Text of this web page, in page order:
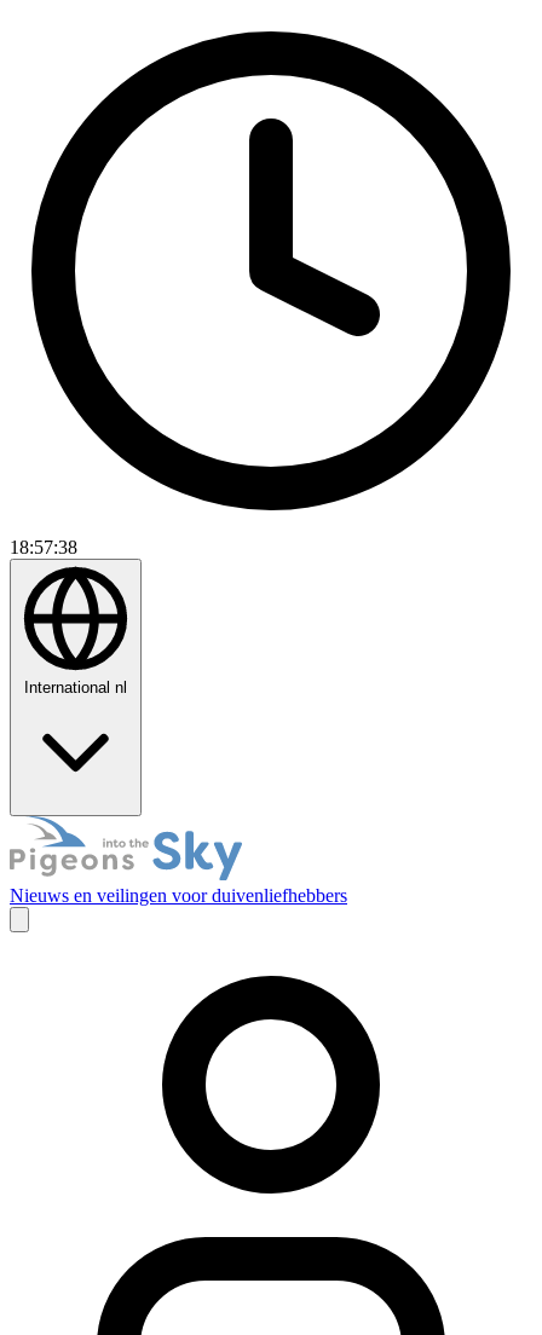
18:57:39
International nl
Nieuws en veilingen voor duivenliefhebbers